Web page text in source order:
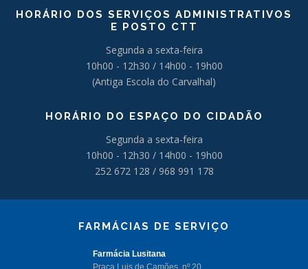
HORÁRIO DOS SERVIÇOS ADMINISTRATIVOS
E POSTO CTT
Segunda a sexta-feira
10h00 - 12h30 / 14h00 - 19h00
(Antiga Escola do Carvalhal)
HORÁRIO DO ESPAÇO DO CIDADÃO
Segunda a sexta-feira
10h00 - 12h30 / 14h00 - 19h00
252 672 128 / 968 991 178
FARMÁCIAS DE SERVIÇO